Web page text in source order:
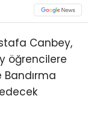
Canbey,
öğrencilere
Bandırma